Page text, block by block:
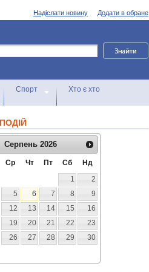
Додати в обране
Надіслати новину
Спорт Хто є хто
Серпень 2026
Ср Чт Пт Сб
Нд
1
2
5 6 7 8
9
12 13 14 15
16
19 20 21 22
23
26 27 28 29
30